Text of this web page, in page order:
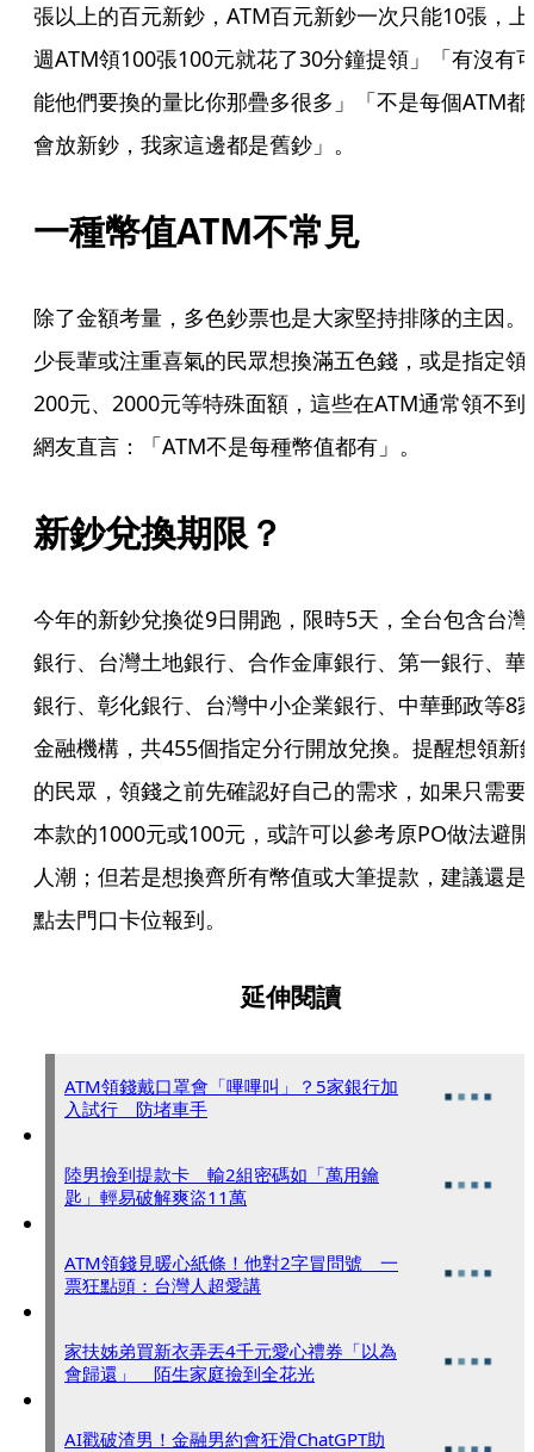
張以上的百元新鈔，ATM百元新鈔一次只能10張，上
週ATM領100張100元就花了30分鐘提領」「有沒有
能他們要換的量比你那疊多很多」「不是每個ATM都
會放新鈔，我家這邊都是舊鈔」。
一種幣值ATM不常見
除了金額考量，多色鈔票也是大家堅持排隊的主因。
少長輩或注重喜氣的民眾想換滿五色錢，或是指定領
200元、2000元等特殊面額，這些在ATM通常領不到
網友直言：「ATM不是每種幣值都有」。
新鈔兌換期限？
今年的新鈔兌換從9日開跑，限時5天，全台包含台灣
銀行、台灣土地銀行、合作金庫銀行、第一銀行、華
銀行、彰化銀行、台灣中小企業銀行、中華郵政等8
金融機構，共455個指定分行開放兌換。提醒想領新
的民眾，領錢之前先確認好自己的需求，如果只需要
本款的1000元或100元，或許可以參考原PO做法避開
人潮；但若是想換齊所有幣值或大筆提款，建議還是
點去門口卡位報到。
延伸閱讀
ATM領錢戴口罩會「嗶嗶叫」？5家銀行加
入試行 防堵車手
陸男撿到提款卡 輸2組密碼如「萬用鑰
匙」輕易破解爽盜11萬
ATM領錢見暖心紙條！他對2字冒問號 一
票狂點頭：台灣人超愛講
家扶姊弟買新衣弄丟4千元愛心禮券「以為
會歸還」 陌生家庭撿到全花光
AI戳破渣男！金融男約會狂滑ChatGPT助